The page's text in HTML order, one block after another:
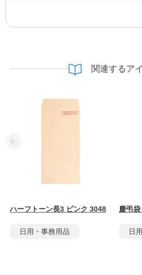
関連するア
ハーフトーン長3 ピンク 3048
日用・事務用品
慶弔
日